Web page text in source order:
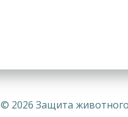
© 2026 Защита